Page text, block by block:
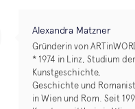
Alexandra Matzner
Gründerin von
* 1974 in Linz, Studium der
Kunstgeschichte,
Geschichte und
in Wien und Rom. Seit